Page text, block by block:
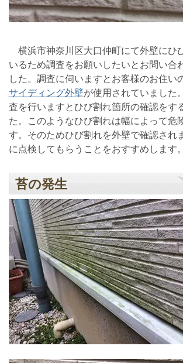
横浜市神奈川区大口仲町にて外壁にひ
いるため調査をお願いしたいとお問い合
した。調査に伺いますとお客様のお住い
サイディング外壁が使用されていました
査を行いますとひび割れ箇所の確認をす
た。このようなひび割れは幅によって危
す。そのためひび割れを外壁で確認され
に点検してもらうことをおすすめします。
苔の発生